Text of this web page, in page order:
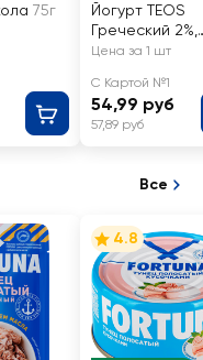
75г
Йогурт TEOS
Греческий 2%,
без змж
Цена за 1 шт
С Картой №1
54,99 руб
57,89 руб
Все
4.8